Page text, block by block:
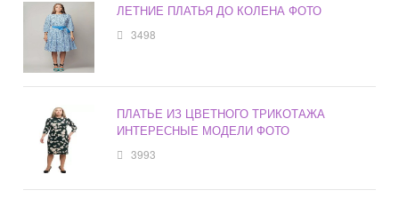
ЛЕТНИЕ ПЛАТЬЯ ДО КОЛЕНА ФОТО
3498
ПЛАТЬЕ ИЗ ЦВЕТНОГО ТРИКОТАЖА
ИНТЕРЕСНЫЕ МОДЕЛИ ФОТО
3993